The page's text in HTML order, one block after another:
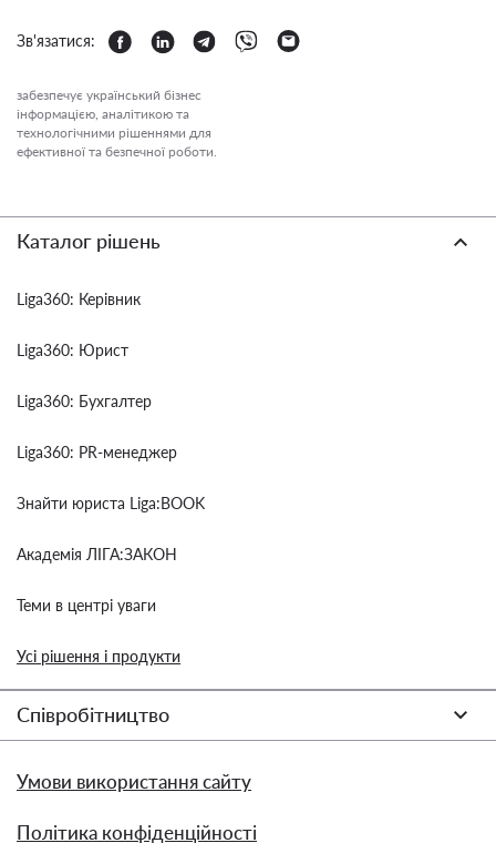
Зв'язатися:
забезпечує український бізнес
інформацією, аналітикою та
технологічними рішеннями для
ефективної та безпечної роботи.
Каталог рішень
Liga360: Керівник
Liga360: Юрист
Liga360: Бухгалтер
Liga360: PR-менеджер
Знайти юриста Liga:BOOK
Академія ЛІГА:ЗАКОН
Теми в центрі уваги
Усі рішення і продукти
Співробітництво
Умови використання сайту
Політика конфіденційності